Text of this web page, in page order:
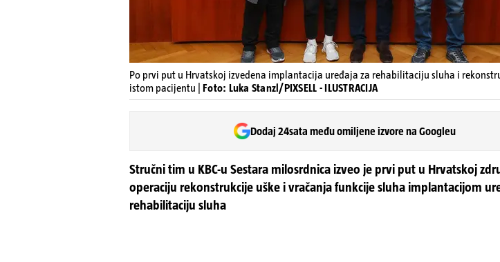
Po prvi put u Hrvatskoj izvedena implantacija uređaja za rehabilitaciju sluha i
istom pacijentu | Foto: Luka Stanzl/PIXSELL - ILUSTRACIJA
Dodaj 24sata među omiljene izvore na Googleu
Stručni tim u KBC-u Sestara milosrdnica izveo je prvi put u Hrvatskoj
operaciju rekonstrukcije uške i vračanja funkcije sluha implantacijom
rehabilitaciju sluha